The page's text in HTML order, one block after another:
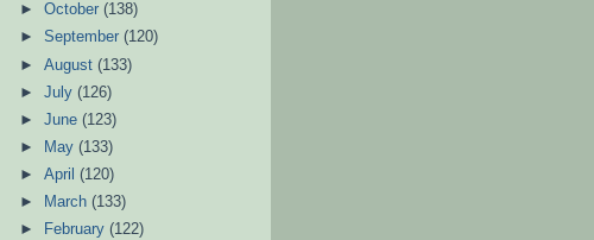
►October(138)
►September(120)
►August(133)
►July(126)
►June(123)
►
May(133)
►April(120)
►
March(133)
►
February(122)